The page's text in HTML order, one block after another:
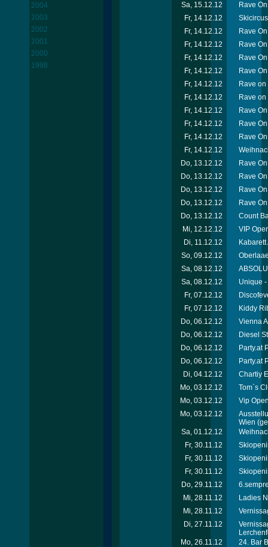
2004
2003
2002
2001
2000
1998
Sa, 15.12.12
Rave
Fr, 14.12.12
Fr, 14.12.12
Rave
Fr, 14.12.12
Rave
Fr, 14.12.12
Rave
Fr, 14.12.12
Rave
Fr, 14.12.12
Rave
Fr, 14.12.12
Rave
Fr, 14.12.12
Rave
Fr, 14.12.12
Rave
Fr, 14.12.12
Rave
Fr, 14.12.12
Do, 13.12.12
Rave
Do, 13.12.12
Rave
Do, 13.12.12
Rave
Do, 13.12.12
Rave
Do, 13.12.12
Count
Mi, 12.12.12
VIP
Di, 11.12.12
So, 09.12.12
Sa, 08.12.12
Sa, 08.12.12
Unique
Fr, 07.12.12
Fr, 07.12.12
Kiddy
Do, 06.12.12
Vienna
Do, 06.12.12
Diesel
Do, 06.12.12
Party.at
Do, 06.12.12
Party.at
Di, 04.12.12
Chartiy
Mo, 03.12.12
Tom`s
Mo, 03.12.12
Vip
Mo, 03.12.12
Wien
Sa, 01.12.12
Fr, 30.11.12
Fr, 30.11.12
Fr, 30.11.12
Do, 29.11.12
Mi, 28.11.12
Ladies
Mi, 28.11.12
Di, 27.11.12
Mo, 26.11.12
24. Bar